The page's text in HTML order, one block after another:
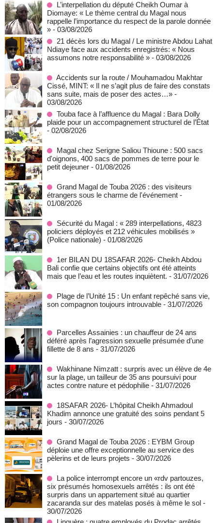
L’interpellation du député Cheikh Oumar à
Diomaye: « Le thème central du Magal nous
rappelle l’importance du respect de la parole donnée
» - 03/08/2026
21 décès lors du Magal / Le ministre Abdou Lahat
Ndiaye face aux accidents enregistrés: « Nous
assumons notre responsabilité » - 03/08/2026
Accidents sur la route / Mouhamadou Makhtar
Cissé, MINT: « Il ne s’agit plus de faire des constats
sans suite, mais de poser des actes…» -
03/08/2026
Touba face à l’affluence du Magal : Bara Dolly
plaide pour un accompagnement structurel de l’État
- 02/08/2026
Magal chez Serigne Saliou Thioune : 500 sacs
d'oignons, 400 sacs de pommes de terre pour le
petit dejeuner - 01/08/2026
Grand Magal de Touba 2026 : des visiteurs
étrangers sous le charme de l'événement -
01/08/2026
Sécurité du Magal : « 289 interpellations, 4823
policiers déployés et 212 véhicules mobilisés »
(Police nationale) - 01/08/2026
1er BILAN DU 18SAFAR 2026- Cheikh Abdou
Bali confie que certains objectifs ont été atteints
mais que l’eau et les routes inquiètent. - 31/07/2026
Plage de l’Unité 15 : Un enfant repêché sans vie,
son compagnon toujours introuvable - 31/07/2026
Parcelles Assainies : un chauffeur de 24 ans
déféré après l’agression sexuelle présumée d’une
fillette de 8 ans - 31/07/2026
Wakhinane Nimzatt : surpris avec un élève de 4e
sur la plage, un tailleur de 35 ans poursuivi pour
actes contre nature et pédophilie - 31/07/2026
18SAFAR 2026- L’hôpital Cheikh Ahmadoul
Khadim annonce une gratuité des soins pendant 5
jours - 30/07/2026
Grand Magal de Touba 2026 : EYBM Group
déploie une offre exceptionnelle au service des
pèlerins et de leurs projets - 30/07/2026
La police interrompt encore un «rdv partouzes,
six présumés homosexuels arrêtés : ils ont été
surpris dans un appartement situé au quartier
zacaranda sur des matelas posés à même le sol -
30/07/2026